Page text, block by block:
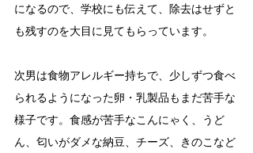
になるので、学校にも伝えて、除去はせずと
も残すのを大目に見てもらっています。
次男は食物アレルギー持ちで、少しずつ食べ
られるようになった卵・乳製品もまだ苦手な
様子です。食感が苦手なこんにゃく、うど
ん、匂いがダメな納豆、チーズ、きのこなど